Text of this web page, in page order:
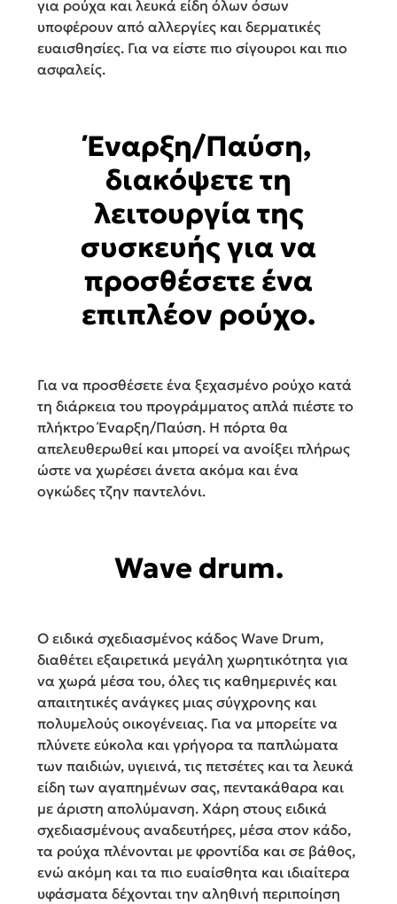
για ρούχα και λευκά είδη όλων όσων
υποφέρουν από αλλεργίες και δερµατικές
ευαισθησίες. Για να είστε πιο σίγουροι και πιο
ασφαλείς.
Έναρξη/Παύση,
διακόψετε τη
λειτουργία της
συσκευής για να
προσθέσετε ένα
επιπλέον ρούχο.
Για να προσθέσετε ένα ξεχασμένο ρούχο κατά
τη διάρκεια του προγράμματος απλά πιέστε το
πλήκτρο Έναρξη/Παύση. Η πόρτα θα
απελευθερωθεί και μπορεί να ανοίξει πλήρως
ώστε να χωρέσει άνετα ακόμα και ένα
ογκώδες τζην παντελόνι.
Wave drum.
Ο ειδικά σχεδιασμένος κάδος Wave Drum,
διαθέτει εξαιρετικά μεγάλη χωρητικότητα για
να χωρά μέσα του, όλες τις καθημερινές και
απαιτητικές ανάγκες μιας σύγχρονης και
πολυμελούς οικογένειας. Για να μπορείτε να
πλύνετε εύκολα και γρήγορα τα παπλώματα
των παιδιών, υγιεινά, τις πετσέτες και τα λευκά
είδη των αγαπημένων σας, πεντακάθαρα και
με άριστη απολύμανση. Χάρη στους ειδικά
σχεδιασμένους αναδευτήρες, μέσα στον κάδο,
τα ρούχα πλένονται με φροντίδα και σε βάθος,
ενώ ακόμη και τα πιο ευαίσθητα και ιδιαίτερα
υφάσματα δέχονται την αληθινή περιποίηση